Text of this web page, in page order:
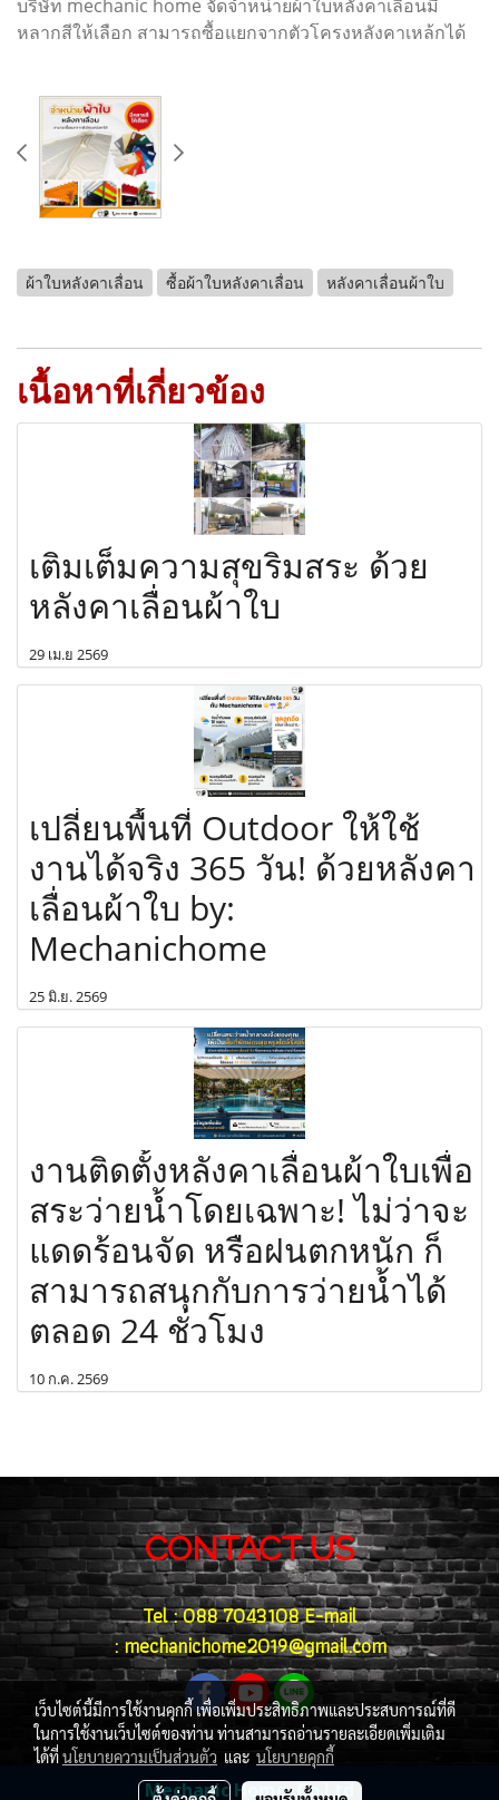
บริษัท mechanic home จัดจำหน่ายผ้าใบหลังคาเลื่อนมี
หลากสีให้เลือก สามารถซื้อแยกจากตัวโครงหลังคาเหล้กได้
ผ้าใบหลังคาเลื่อน ซื้อผ้าใบหลังคาเลื่อน หลังคาเลื่อนผ้าใบ
เนื้อหาที่เกี่ยวข้อง
เติมเต็มความสุขริมสระ ด้วย
หลังคาเลื่อนผ้าใบ
29 เม.ย 2569
เปลี่ยนพื้นที่ Outdoor ให้ใช้
งานได้จริง 365 วัน! ด้วยหลังคา
เลื่อนผ้าใบ by:
Mechanichome
25 มิ.ย. 2569
งานติดตั้งหลังคาเลื่อนผ้าใบเพื่อ
สระว่ายน้ำโดยเฉพาะ! ไม่ว่าจะ
แดดร้อนจัด หรือฝนตกหนัก ก็
สามารถสนุกกับการว่ายน้ำได้
ตลอด 24 ชั่วโมง
10 ก.ค. 2569
CONTACT US
Tel : 088 7043108 E-mail
: mechanichome2019@gmail.com
Mechanic Home .Co.Ltd
เว็บไซต์นี้มีการใช้งานคุกกี้ เพื่อเพิ่มประสิทธิภาพและประสบการณ์ที่ดี
ในการใช้งานเว็บไซต์ของท่าน ท่านสามารถอ่านรายละเอียดเพิ่มเติม
ได้ที่นโยบายความเป็นส่วนตัว และ นโยบายคุกกี้